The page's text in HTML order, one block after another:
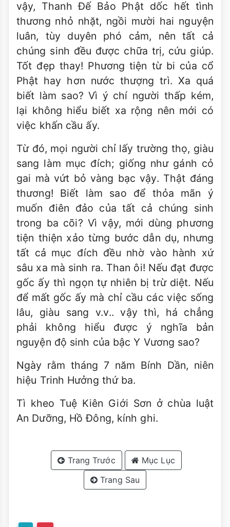
vậy, Thanh Đế Bảo Phật dốc hết tình
thương nhỏ nhặt, ngồi mười hai nguyện
luân, tùy duyên phó cảm, nên tất cả
chúng sinh đều được chữa trị, cứu giúp.
Tốt đẹp thay! Phương tiện từ bi của cổ
Phật hay hơn nước thượng trì. Xa quá
biết làm sao? Vì ý chí người thấp kém,
lại không hiểu biết xa rộng nên mới có
việc khấn cầu ấy.
Từ đó, mọi người chỉ lấy trường thọ, giàu
sang làm mục đích; giống như gánh cỏ
gai mà vứt bỏ vàng bạc vậy. Thật đáng
thương! Biết làm sao để thỏa mãn ý
muốn điên đảo của tất cả chúng sinh
trong ba cõi? Vì vậy, mới dùng phương
tiện thiện xảo từng bước dẫn dụ, nhưng
tất cả mục đích đều nhờ vào hành xứ
sâu xa mà sinh ra. Than ôi! Nếu đạt được
gốc ấy thì ngọn tự nhiên bị trừ diệt. Nếu
để mất gốc ấy mà chỉ cầu các việc sống
lâu, giàu sang v.v.. vậy thì, há chẳng
phải không hiểu được ý nghĩa bản
nguyện độ sinh của bậc Y Vương sao?
Ngày rằm tháng 7 năm Bính Dần, niên
hiệu Trinh Hưởng thứ ba.
Tì kheo Tuệ Kiên Giới Sơn ở chùa luật
An Dưỡng, Hồ Đông, kính ghi.
Trang Trước
Mục Lục
Trang Sau